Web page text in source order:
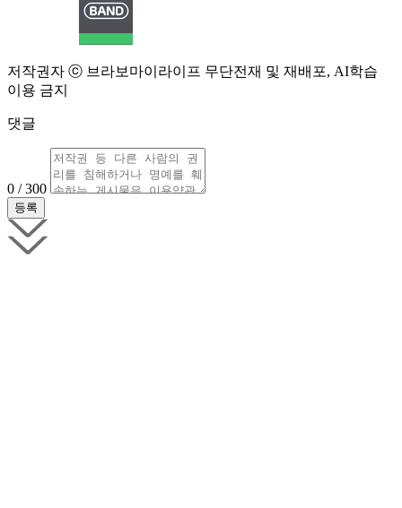
저작권자 ⓒ 브라보마이라이프 무단전재 및 재배포, AI학습
이용 금지
댓글
0 / 300